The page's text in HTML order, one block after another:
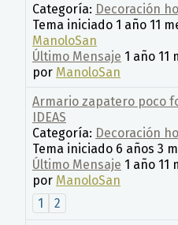
Categoría: Decoración
Tema iniciado 1 año 11
ManoloSan
Último Mensaje 1 año 11
por ManoloSan
Armario zapatero poco
IDEAS
Categoría: Decoración
Tema iniciado 6 años 3
Último Mensaje 1 año 11
por ManoloSan
1
2